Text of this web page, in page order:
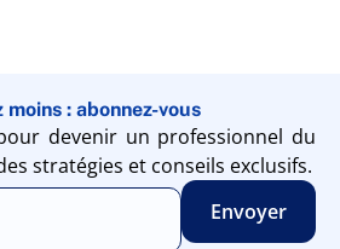
: abonnez-vous
devenir un professionnel du
stratégies et conseils exclusifs.